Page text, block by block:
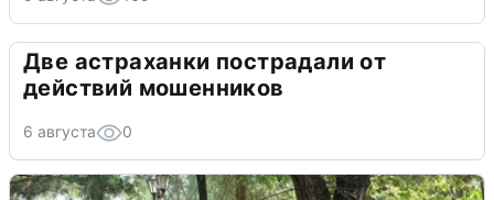
Две астраханки пострадали от
действий мошенников
6 августа 0